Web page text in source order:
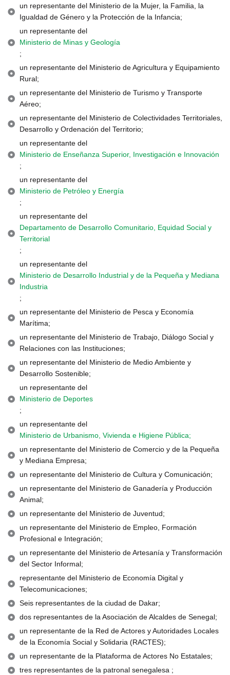
un representante del Ministerio de la Mujer, la Familia, la
Igualdad de Género y la Protección de la Infancia;
un representante del
Ministerio de Minas y Geología
;
un representante del Ministerio de Agricultura y Equipamiento
Rural;
un representante del Ministerio de Turismo y Transporte
Aéreo;
un representante del Ministerio de Colectividades Territoriales,
Desarrollo y Ordenación del Territorio;
un representante del
Ministerio de Enseñanza Superior, Investigación e Innovación
;
un representante del
Ministerio de Petróleo y Energía
;
un representante del
Departamento de Desarrollo Comunitario, Equidad Social y
Territorial
;
un representante del
Ministerio de Desarrollo Industrial y de la Pequeña y Mediana
Industria
;
un representante del Ministerio de Pesca y Economía
Marítima;
un representante del Ministerio de Trabajo, Diálogo Social y
Relaciones con las Instituciones;
un representante del Ministerio de Medio Ambiente y
Desarrollo Sostenible;
un representante del
Ministerio de Deportes
;
un representante del
Ministerio de Urbanismo, Vivienda e Higiene Pública;
un representante del Ministerio de Comercio y de la Pequeña
y Mediana Empresa;
un representante del Ministerio de Cultura y Comunicación;
un representante del Ministerio de Ganadería y Producción
Animal;
un representante del Ministerio de Juventud;
un representante del Ministerio de Empleo, Formación
Profesional e Integración;
un representante del Ministerio de Artesanía y Transformación
del Sector Informal;
representante del Ministerio de Economía Digital y
Telecomunicaciones;
Seis representantes de la ciudad de Dakar;
dos representantes de la Asociación de Alcaldes de Senegal;
un representante de la Red de Actores y Autoridades Locales
de la Economía Social y Solidaria (RACTES);
un representante de la Plataforma de Actores No Estatales;
tres representantes de la patronal senegalesa ;